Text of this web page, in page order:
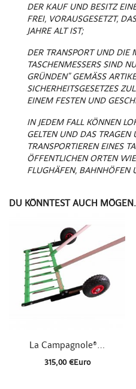
DER KAUF UND BESITZ
FREI, VORAUSGESETZT,
JAHRE ALT IST;
DER TRANSPORT UND DIE
TASCHENMESSERS SIND
GRÜNDEN" GEMÄSS
SICHERHEITSGESETZES
EINEM FESTEN UND
IN JEDEM FALL KÖNNEN
GELTEN UND DAS TRAGEN
TRANSPORTIEREN EINES
ÖFFENTLICHEN ORTEN
FLUGHÄFEN, BAHNHÖFEN
DU KÖNNTEST AUCH MÖGEN.
Schnellansicht
La Campagnole®...
315,00 €Euro